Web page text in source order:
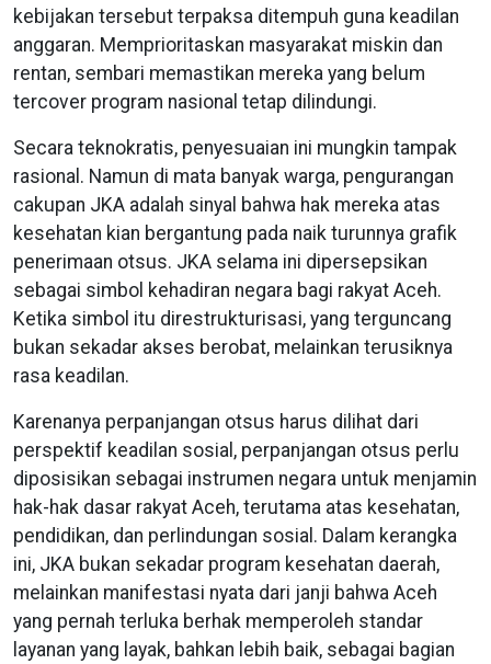
kebijakan tersebut terpaksa ditempuh guna keadilan
anggaran. Memprioritaskan masyarakat miskin dan
rentan, sembari memastikan mereka yang belum
tercover program nasional tetap dilindungi.
Secara teknokratis, penyesuaian ini mungkin tampak
rasional. Namun di mata banyak warga, pengurangan
cakupan JKA adalah sinyal bahwa hak mereka atas
kesehatan kian bergantung pada naik turunnya grafik
penerimaan otsus. JKA selama ini dipersepsikan
sebagai simbol kehadiran negara bagi rakyat Aceh.
Ketika simbol itu direstrukturisasi, yang terguncang
bukan sekadar akses berobat, melainkan terusiknya
rasa keadilan.
Karenanya perpanjangan otsus harus dilihat dari
perspektif keadilan sosial, perpanjangan otsus perlu
diposisikan sebagai instrumen negara untuk menjamin
hak-hak dasar rakyat Aceh, terutama atas kesehatan,
pendidikan, dan perlindungan sosial. Dalam kerangka
ini, JKA bukan sekadar program kesehatan daerah,
melainkan manifestasi nyata dari janji bahwa Aceh
yang pernah terluka berhak memperoleh standar
layanan yang layak, bahkan lebih baik, sebagai bagian